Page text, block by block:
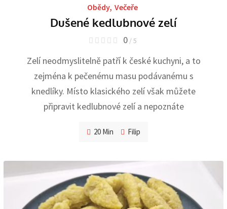
Obědy, Večeře
Dušené kedlubnové zelí
0 / 5
Zelí neodmyslitelně patří k české kuchyni, a to
zejména k pečenému masu podávanému s
knedlíky. Místo klasického zelí však můžete
připravit kedlubnové zelí a nepoznáte
20 Min Filip